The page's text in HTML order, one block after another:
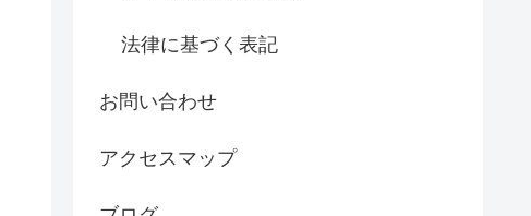
法律に基づく表記
お問い合わせ
アクセスマップ